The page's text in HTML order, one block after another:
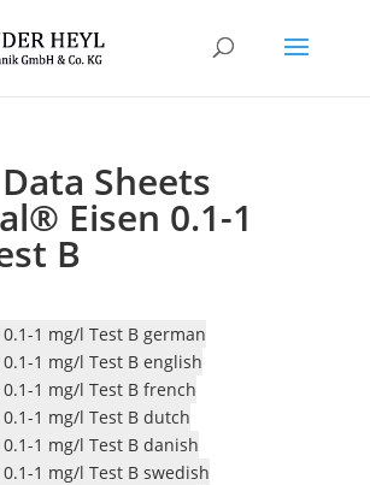
Sheets
Eisen 0.1-1
B
1 mg/l Test B german
1 mg/l Test B english
1 mg/l Test B french
1 mg/l Test B dutch
1 mg/l Test B danish
1 mg/l Test B swedish